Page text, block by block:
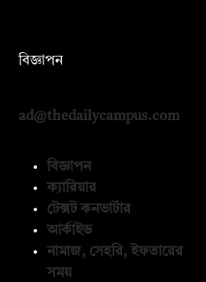
বিজ্ঞাপন
ad@thedailycampus.com
বিজ্ঞাপন
ক্যারিয়ার
টেক্সট কনভার্টার
আর্কাইভ
নামাজ, সেহরি, ইফতারের
সময়